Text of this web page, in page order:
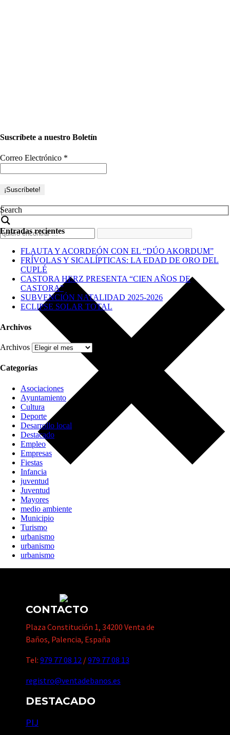
Suscríbete a nuestro Boletín
Correo Electrónico *
Search
Entradas recientes
FLAUTA Y ACORDEÓN CON EL “DÚO AKORDUM”
FRÍVOLAS Y SICALÍPTICAS: LA EDAD DE ORO DEL
CUPLÉ
CASTORA HERZ PRESENTA “CIEN AÑOS DE
CASTORA”
SUBVENCIÓN NATALIDAD 2025-2026
ECLIPSE SOLAR TOTAL
Archivos
Archivos
Categorías
Asociaciones
Ayuntamiento
Cultura
Deporte
Desarrollo local
Destacado
Empleo
Empresas
Fiestas
Infancia
juventud
Juventud
Mayores
medio ambiente
Municipio
Turismo
urbanismo
urbanismo
urbanismo
CONTACTO
Plaza Constitución 1, 34200 Venta de
Baños, Palencia, España
Tel: 979 77 08 12 /979 77 08 13
registro@ventadebanos.es
DESTACADO
PIJ